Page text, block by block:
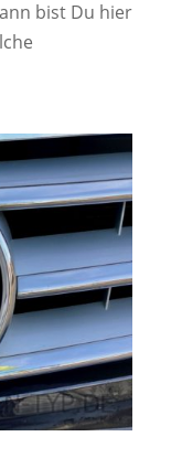
bist Du hier